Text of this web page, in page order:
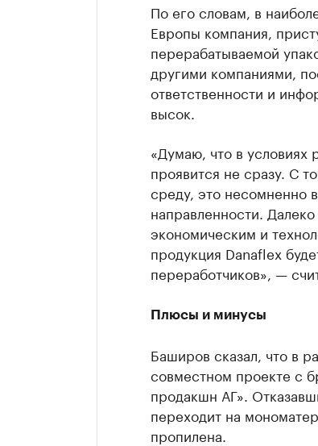
По его словам, в
Европы компания,
перерабатываемой
другими компаниями,
ответственности и
высок.
«Думаю, что в условиях
проявится не сразу. С
среду, это несомненно
направленности.
экономическим и
продукция Danaflex
переработчиков», —
Плюсы и минусы
Баширов сказал, что в
совместном проекте с
продакшн АГ».
переходит на
пропилена.